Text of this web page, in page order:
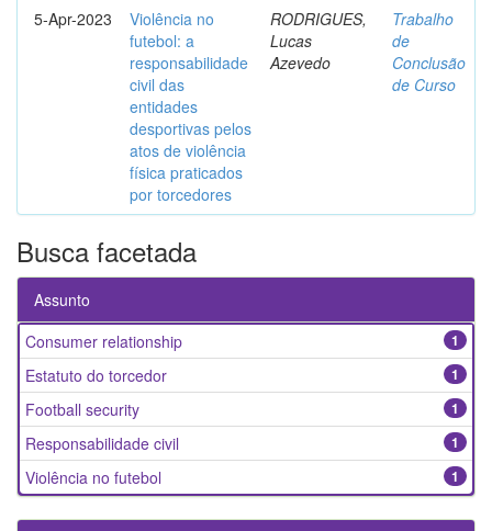
5-Apr-2023
Violência no
futebol: a
responsabilidade
civil das
entidades
desportivas pelos
atos de violência
física praticados
por torcedores
RODRIGUES,
Lucas
Azevedo
Trabalho
de
Conclusão
de Curso
Busca facetada
Assunto
1
Consumer relationship
1
Estatuto do torcedor
1
Football security
1
Responsabilidade civil
1
Violência no futebol